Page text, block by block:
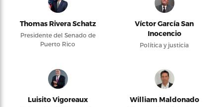
Thomas Rivera Schatz
Presidente del Senado de
Puerto Rico
Víctor García San
Inocencio
Política y justicia
Luisito Vigoreaux William Maldonado